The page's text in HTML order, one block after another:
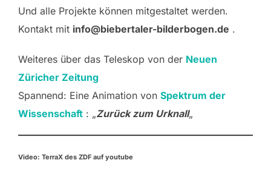
Und alle Projekte können mitgestaltet werden.
Kontakt mit info@biebertaler-bilderbogen.de .
Weiteres über das Teleskop von der Neuen
Züricher Zeitung
Spannend: Eine Animation von Spektrum der
Wissenschaft : „Zurück zum Urknall„
Video: TerraX des ZDF auf youtube